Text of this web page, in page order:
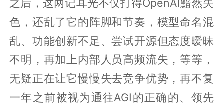
之后，这两记耳光不仅打得OpenAI黯然失
色，还乱了它的阵脚和节奏，模型命名混
乱、功能创新不足、尝试开源但态度暧昧
不明，再加上内部人员高频流失，等等，
无疑正在让它慢慢失去竞争优势，再不复
一年之前被视为通往AGI的正确的、领先